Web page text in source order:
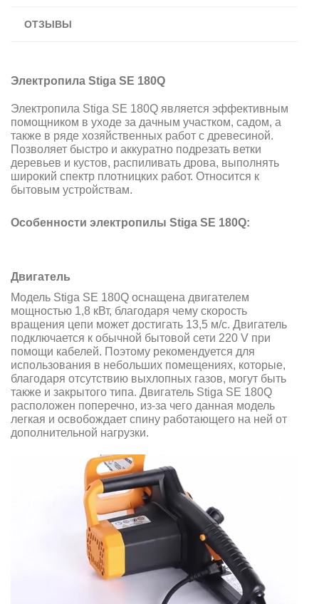
ОТЗЫВЫ
Электропила Stiga SE 180Q
Электропила Stiga SE 180Q является эффективным
помощником в уходе за дачным участком, садом, а
также в ряде хозяйственных работ с древесиной.
Позволяет быстро и аккуратно подрезать ветки
деревьев и кустов, распиливать дрова, выполнять
широкий спектр плотницких работ. Относится к
бытовым устройствам.
Особенности электропилы Stiga SE 180Q:
Двигатель
Модель Stiga SE 180Q оснащена двигателем
мощностью 1,8 кВт, благодаря чему скорость
вращения цепи может достигать 13,5 м/с. Двигатель
подключается к обычной бытовой сети 220 V при
помощи кабелей. Поэтому рекомендуется для
использования в небольших помещениях, которые,
благодаря отсутствию выхлопных газов, могут быть
также и закрытого типа. Двигатель Stiga SE 180Q
расположен поперечно, из-за чего данная модель
легкая и освобождает спину работающего на ней от
дополнительной нагрузки.